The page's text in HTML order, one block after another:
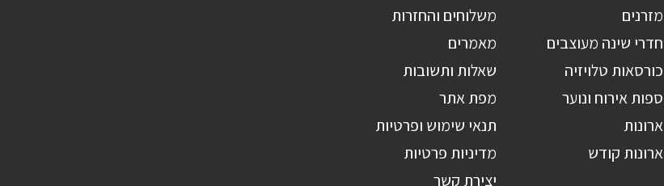
מזרנים
חדרי שינה מעוצבים
כורסאות טלויזיה
ספות אירוח ונוער
ארונות
ארונות קודש
משלוחים והחזרות
מאמרים
שאלות ותשובות
מפת אתר
תנאי שימוש ופרטיות
מדיניות פרטיות
יצירת קשר